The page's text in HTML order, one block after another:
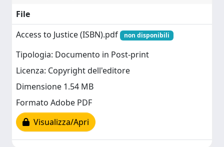
File
Access to Justice (ISBN).pdf
non disponibili
Tipologia: Documento in Post-print
Licenza: Copyright dell'editore
Dimensione 1.54 MB
Formato Adobe PDF
Visualizza/Apri